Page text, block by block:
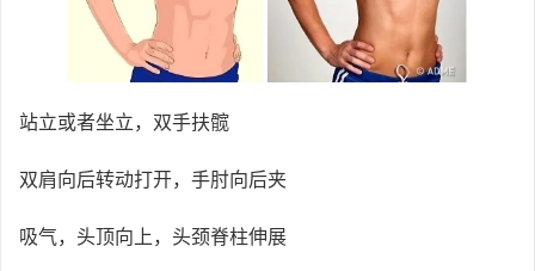
站立或者坐立，双手扶髋
双肩向后转动打开，手肘向后夹
吸气，头顶向上，头颈脊柱伸展